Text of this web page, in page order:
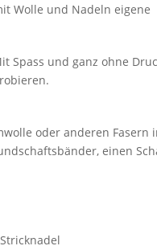
Wolle und Nadeln eigene
Spass und ganz ohne
oder anderen
einen